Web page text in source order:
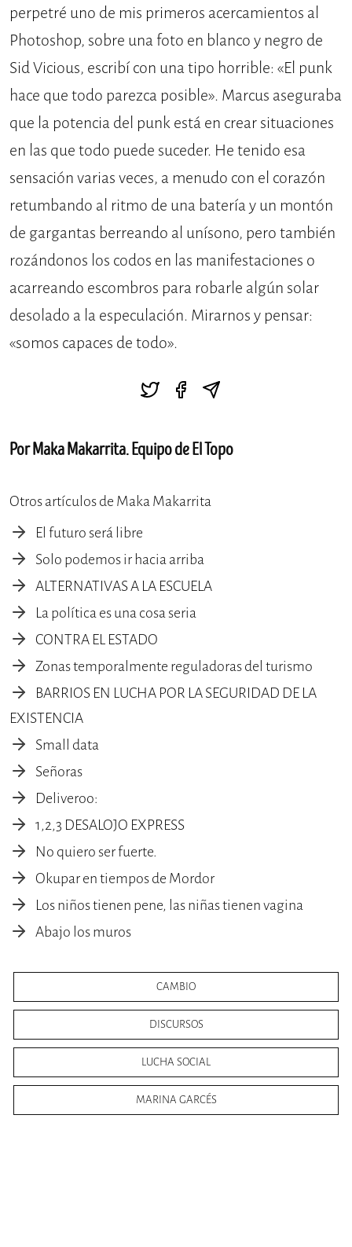
perpetré uno de mis primeros acercamientos al
Photoshop, sobre una foto en blanco y negro de
Sid Vicious, escribí con una tipo horrible: «El punk
hace que todo parezca posible». Marcus aseguraba
que la potencia del punk está en crear situaciones
en las que todo puede suceder. He tenido esa
sensación varias veces, a menudo con el corazón
retumbando al ritmo de una batería y un montón
de gargantas berreando al unísono, pero también
rozándonos los codos en las manifestaciones o
acarreando escombros para robarle algún solar
desolado a la especulación. Mirarnos y pensar:
«somos capaces de todo».
Por Maka Makarrita. Equipo de El Topo
Otros artículos de Maka Makarrita
El futuro será libre
Solo podemos ir hacia arriba
ALTERNATIVAS A LA ESCUELA
La política es una cosa seria
CONTRA EL ESTADO
Zonas temporalmente reguladoras del turismo
BARRIOS EN LUCHA POR LA SEGURIDAD DE LA
EXISTENCIA
Small data
Señoras
Deliveroo:
1,2,3 DESALOJO EXPRESS
No quiero ser fuerte.
Okupar en tiempos de Mordor
Los niños tienen pene, las niñas tienen vagina
Abajo los muros
CAMBIO
DISCURSOS
LUCHA SOCIAL
MARINA GARCÉS